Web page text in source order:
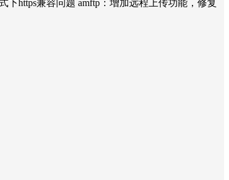
下https兼容问题 amftp：增加远程上传功能，修复